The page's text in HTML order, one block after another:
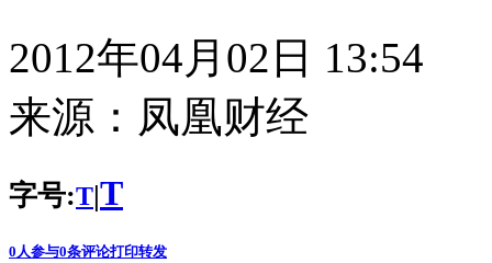
2012年04月02日 13:54
来源： 凤凰财经
字号:T|T
0 人参与0条评论打印转发